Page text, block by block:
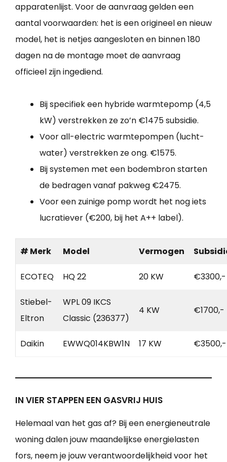
apparatenlijst. Voor de aanvraag gelden een
aantal voorwaarden: het is een origineel en nieuw
model, het is netjes aangesloten en binnen 180
dagen na de montage moet de aanvraag
officieel zijn ingediend.
Bij specifiek een hybride warmtepomp (4,5
kW) verstrekken ze zo’n €1475 subsidie.
Voor all-electric warmtepompen (lucht-
water) verstrekken ze ong. €1575.
Bij systemen met een bodembron starten
de bedragen vanaf pakweg €2475.
Voor een zuinige pomp wordt het nog iets
lucratiever (€200, bij het A++ label).
# Merk Model Vermogen
ECOTEQ HQ 22 20 KW €3300,-
Stiebel-
Eltron
WPL 09 IKCS
Classic (236377)
4 KW €1700,-
Daikin EWWQ014KBW1N 17 KW €3500,-
IN VIER STAPPEN EEN GASVRIJ HUIS
Helemaal van het gas af? Bij een energieneutrale
woning dalen jouw maandelijkse energielasten
fors, neem je jouw verantwoordelijkheid voor het